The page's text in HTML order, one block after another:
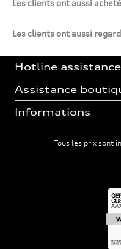
Les clients ont aussi acheté
Les clients ont aussi
Hotline assistance
Assistance
Informations
Tous les prix sont